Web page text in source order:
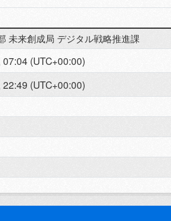
未来創成局 デジタル戦略推進課
(UTC+00:00)
(UTC+00:00)